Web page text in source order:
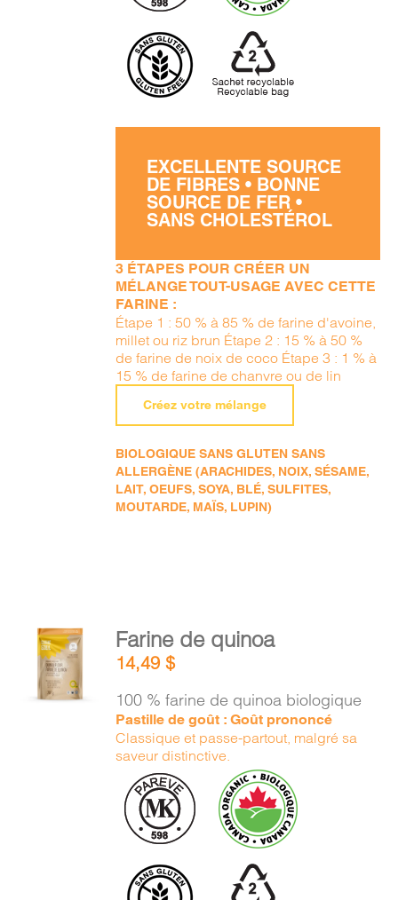
EXCELLENTE SOURCE
DE FIBRES • BONNE
SOURCE DE FER •
SANS CHOLESTÉROL
3 ÉTAPES POUR CRÉER UN
MÉLANGE TOUT-USAGE AVEC CETTE
FARINE :
Étape 1 : 50 % à 85 % de farine d'avoine,
millet ou riz brun Étape 2 : 15 % à 50 %
de farine de noix de coco Étape 3 : 1 % à
15 % de farine de chanvre ou de lin
Créez votre mélange
BIOLOGIQUE SANS GLUTEN SANS
ALLERGÈNE (ARACHIDES, NOIX, SÉSAME,
LAIT, OEUFS, SOYA, BLÉ, SULFITES,
MOUTARDE, MAÏS, LUPIN)
AJOUTER
AU
PANIER
DÉTAILS
Farine de quinoa
14,49$
100 % farine de quinoa biologique
Pastille de goût : Goût prononcé
Classique et passe-partout, malgré sa
saveur distinctive.